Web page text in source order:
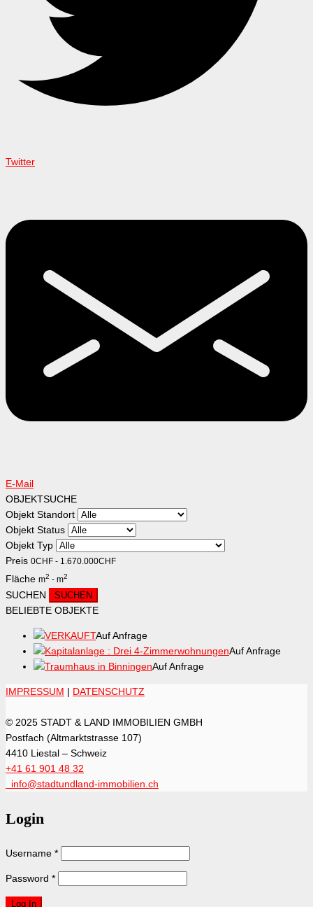
Twitter
E-Mail
OBJEKTSUCHE
Objekt Standort
Objekt Status
Objekt Typ
Preis 0CHF - 1.670.000CHF
Fläche m2 - m2
SUCHEN
BELIEBTE OBJEKTE
VERKAUFTAuf Anfrage
Kapitalanlage : Drei 4-ZimmerwohnungenAuf Anfrage
Traumhaus in BinningenAuf Anfrage
IMPRESSUM | DATENSCHUTZ
© 2025 STADT & LAND IMMOBILIEN GMBH
Postfach (Altmarktstrasse 107)
4410 Liestal – Schweiz
+41 61 901 48 32
info@stadtundland-immobilien.ch
Login
Username *
Password *